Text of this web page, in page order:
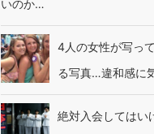
いのか…
4人の女性が写っ
る写真…違和感に
絶対入会してはい